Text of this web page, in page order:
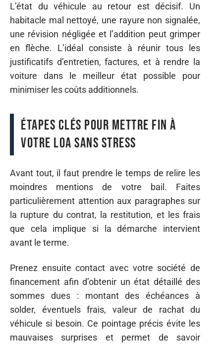
L’état du véhicule au retour est décisif. Un
habitacle mal nettoyé, une rayure non signalée,
une révision négligée et l’addition peut grimper
en flèche. L’idéal consiste à réunir tous les
justificatifs d’entretien, factures, et à rendre la
voiture dans le meilleur état possible pour
minimiser les coûts additionnels.
Étapes clés pour mettre fin à
votre LOA sans stress
Avant tout, il faut prendre le temps de relire les
moindres mentions de votre bail. Faites
particulièrement attention aux paragraphes sur
la rupture du contrat, la restitution, et les frais
que cela implique si la démarche intervient
avant le terme.
Prenez ensuite contact avec votre société de
financement afin d’obtenir un état détaillé des
sommes dues : montant des échéances à
solder, éventuels frais, valeur de rachat du
véhicule si besoin. Ce pointage précis évite les
mauvaises surprises et permet de savoir